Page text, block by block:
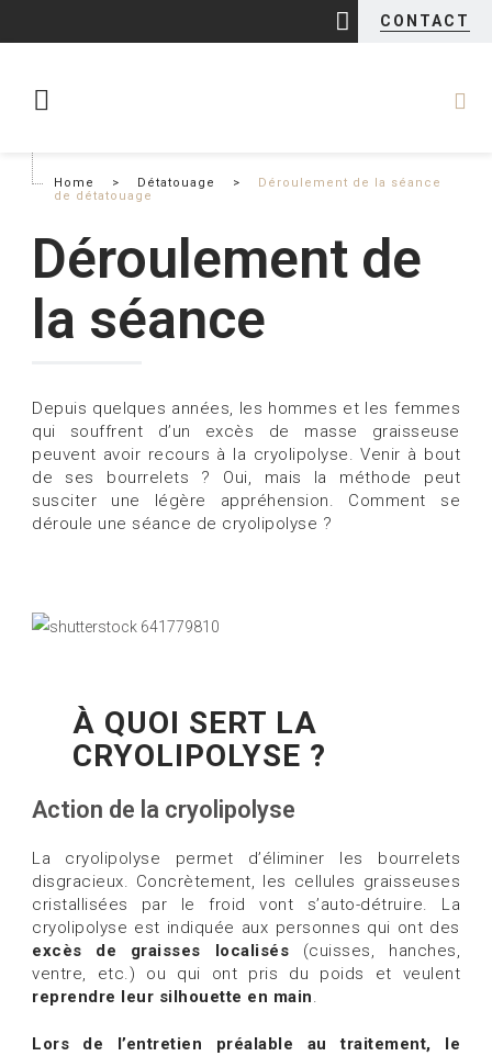
CONTACT
Home > Détatouage >
Déroulement de la séance
de détatouage
Déroulement de
la séance
Depuis quelques années, les hommes et les femmes
qui souffrent d’un excès de masse graisseuse
peuvent avoir recours à la cryolipolyse. Venir à bout
de ses bourrelets ? Oui, mais la méthode peut
susciter une légère appréhension. Comment se
déroule une séance de cryolipolyse ?
À QUOI SERT LA
CRYOLIPOLYSE ?
Action de la cryolipolyse
La cryolipolyse permet d’éliminer les bourrelets
disgracieux. Concrètement, les cellules graisseuses
cristallisées par le froid vont s’auto-détruire. La
cryolipolyse est indiquée aux personnes qui ont des
excès de graisses localisés (cuisses, hanches,
ventre, etc.) ou qui ont pris du poids et veulent
reprendre leur silhouette en main.
Lors de l’entretien préalable au traitement, le